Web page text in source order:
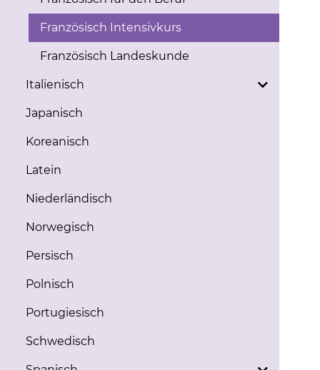
Französisch Intensivkurs
Französisch Landeskunde
Italienisch
Japanisch
Koreanisch
Latein
Niederländisch
Norwegisch
Persisch
Polnisch
Portugiesisch
Schwedisch